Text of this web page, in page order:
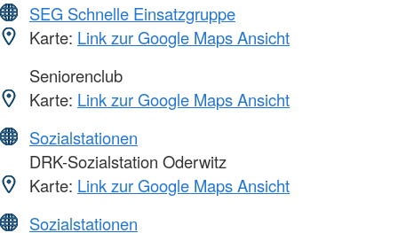
SEG Schnelle Einsatzgruppe
Karte: Link zur Google Maps Ansicht
Seniorenclub
Karte: Link zur Google Maps Ansicht
Sozialstationen
DRK-Sozialstation Oderwitz
Karte: Link zur Google Maps Ansicht
Sozialstationen